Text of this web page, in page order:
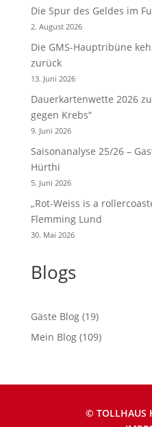
Die Spur des Geldes im
2. August 2026
Die GMS-Hauptribüne
zurück
13. Juni 2026
Dauerkartenwette 2026
gegen Krebs“
9. Juni 2026
Saisonanalyse 25/26 –
Hürthi
5. Juni 2026
„Rot-Weiss is a
Flemming Lund
30. Mai 2026
Blogs
Gäste Blog(19)
Mein Blog(109)
© TOLLHAUS